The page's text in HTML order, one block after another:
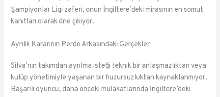
Şampiyonlar Ligi zaferi, onun İngiltere’deki mirasının en somut
kanıtları olarak öne çıkıyor.
Ayrılık Kararının Perde Arkasındaki Gerçekler
Silva’nın takımdan ayrılma isteği teknik bir anlaşmazlıktan veya
kulüp yönetimiyle yaşanan bir huzursuzluktan kaynaklanmıyor.
Başarılı oyuncu, daha önceki mülakatlarında İngiltere’deki